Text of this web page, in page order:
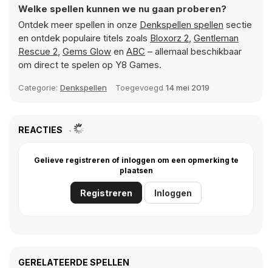
Welke spellen kunnen we nu gaan proberen?
Ontdek meer spellen in onze Denkspellen spellen sectie
en ontdek populaire titels zoals Bloxorz 2, Gentleman
Rescue 2, Gems Glow en ABC – allemaal beschikbaar
om direct te spelen op Y8 Games.
Categorie: Denkspellen Toegevoegd 14 mei 2019
REACTIES
Gelieve registreren of inloggen om een opmerking te
plaatsen
Registreren Inloggen
GERELATEERDE SPELLEN